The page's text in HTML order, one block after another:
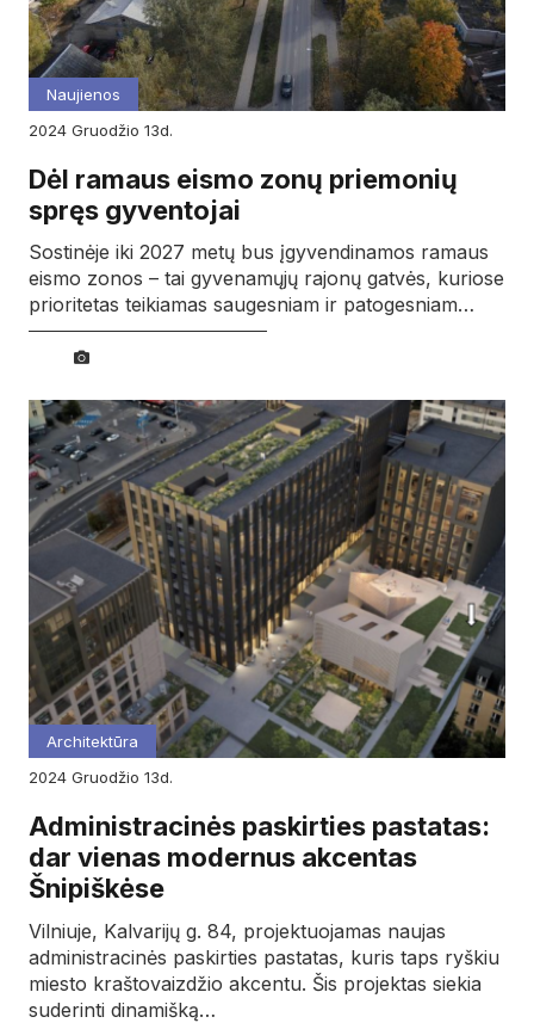
Naujienos
2024
gruodžio 13d.
Dėl ramaus eismo zonų priemonių
spręs gyventojai
Sostinėje iki 2027 metų bus įgyvendinamos ramaus
eismo zonos – tai gyvenamųjų rajonų gatvės, kuriose
prioritetas teikiamas saugesniam ir patogesniam…
Architektūra
2024
gruodžio 13d.
Administracinės paskirties pastatas:
dar vienas modernus akcentas
Šnipiškėse
Vilniuje, Kalvarijų g. 84, projektuojamas naujas
administracinės paskirties pastatas, kuris taps ryškiu
miesto kraštovaizdžio akcentu. Šis projektas siekia
suderinti dinamišką…